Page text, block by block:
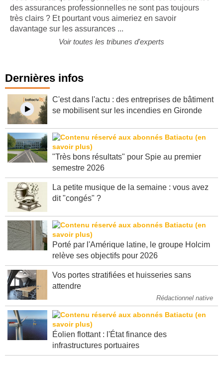
Vous trouvez que le jargon des assureurs et les subtilités
des assurances professionnelles ne sont pas toujours
très clairs ? Et pourtant vous aimeriez en savoir
Dernières infos
C'est dans l'actu : des entreprises de bâtiment
"Très bons résultats" pour Spie au premier
La petite musique de la semaine : vous avez
Porté par l'Amérique latine, le groupe Holcim
Vos portes stratifiées et huisseries sans
Rédactionnel native
Éolien flottant : l'État finance des